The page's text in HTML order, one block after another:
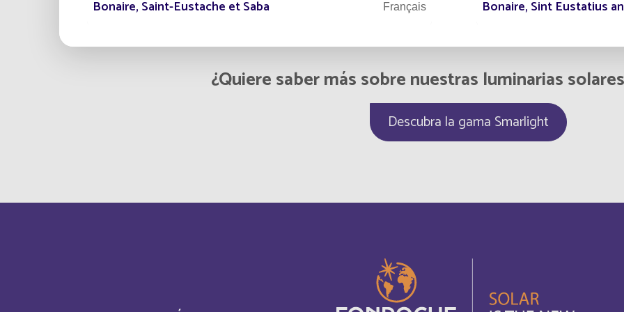
¿Quiere saber más sobre nuestras luminarias
Descubra la gama Smarlight
Bonaire, Saint-Eustache et Saba Français Bonaire, Sint Eustatius
Bosnia and Herzegovina Inglés Botswana
Inglés British Indian Ocean
Inglés Bulgaria
Bénin Cabo Verde
Français